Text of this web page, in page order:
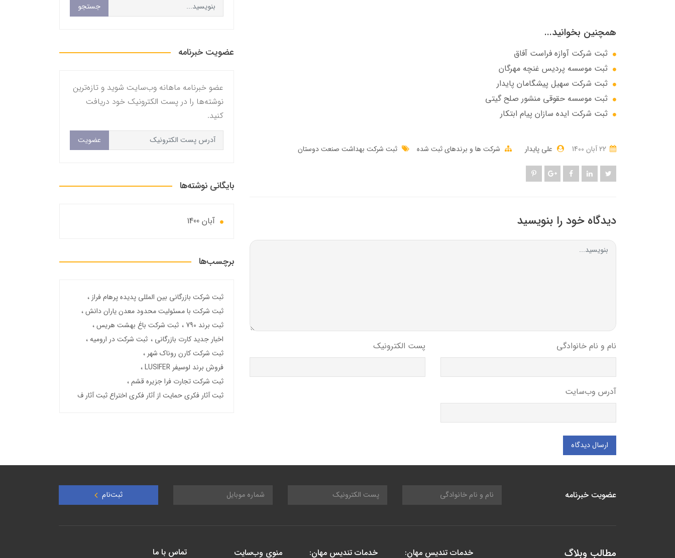
همچنین بخوانید...
ثبت شرکت آوازه فراست آفاق
ثبت موسسه پردیس غنچه مهرگان
ثبت شرکت سهيل پيشگامان پايدار
ثبت موسسه حقوقی منشور صلح گیتی
ثبت شرکت ایده سازان پیام ابتکار
علی پایدار شرکت ها و برندهای ثبت شده ثبت شرکت بهداشت صنعت دوستان
دیدگاه خود را بنویسید
نام و نام خانوادگی پست الکترونیک
آدرس وب‌سایت
ارسال دیدگاه
جستجو
عضویت خبرنامه
عضو خبرنامه ماهانه وب‌سایت شوید و تازه‌ترین
نوشته‌ها را در پست الکترونیک خود دریافت
کنید.
عضویت
بایگانی نوشته‌ها
آبان 1400
برچسب‌ها
ثبت شرکت بازرگانی بین المللی پدیده پرهام فراز
ثبت شرکت با مسئولیت محدود معدن یاران دانش
ثبت برند 790
ثبت شرکت باغ بهشت هریس
اخبار جدید کارت بازرگانی
ثبت شرکت در ارومیه
ثبت شرکت کارن روناک شهر
فروش برند لوسیفر LUSIFER
ثبت شرکت تجارت فرا جزیره قشم
ثبت آثار فکری حمایت از آثار فکری اختراع ثبت آثار ف
عضویت خبرنامه ثبت‌نام
مطالب وبلاگ خدمات تندیس مهان: خدمات تندیس مهان: منوی وب‌سایت تماس با ما